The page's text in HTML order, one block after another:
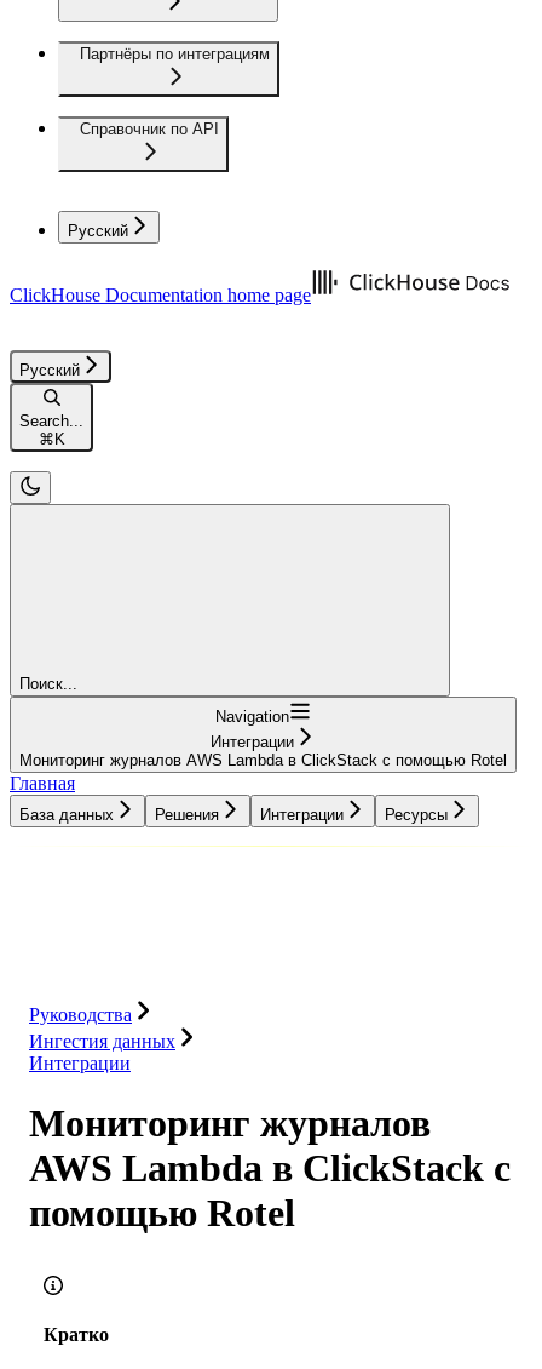
Партнёры по интеграциям
Справочник по API
Русский
ClickHouse Documentation home page
Русский
Search...
⌘ K
Поиск...
Navigation
Интеграции
Мониторинг журналов AWS Lambda в ClickStack с помощью Rotel
Главная
База данных Решения Интеграции Ресурсы
Руководства
Ингестия данных
Интеграции
Мониторинг журналов
AWS Lambda в ClickStack с
помощью Rotel
Кратко